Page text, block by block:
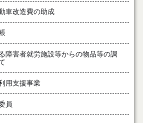
車改造費の助成
障害者就労施設等からの物品等の調
用支援事業
員